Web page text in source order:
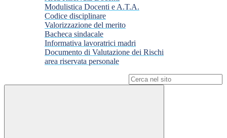
Modulistica Docenti e A.T.A.
Codice disciplinare
Valorizzazione del merito
Bacheca sindacale
Informativa lavoratrici madri
Documento di Valutazione dei Rischi
area riservata personale